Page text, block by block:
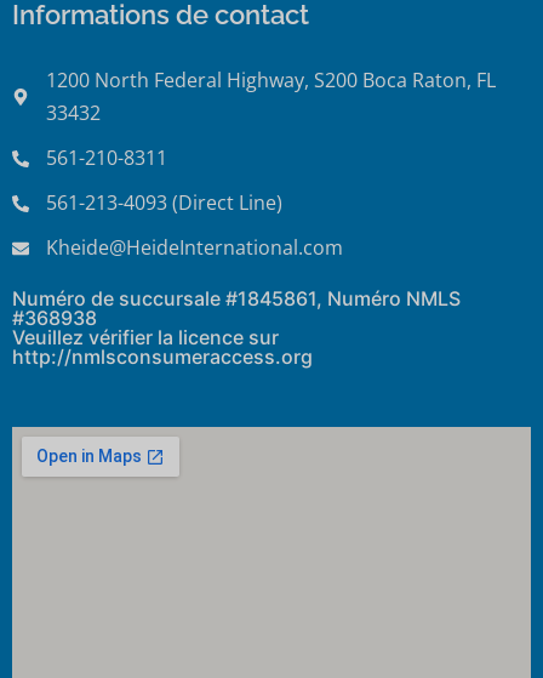
Informations de contact
1200 North Federal Highway, S200 Boca Raton, FL
33432
561-210-8311
561-213-4093 (Direct Line)
Kheide@HeideInternational.com
Numéro de succursale #1845861, Numéro NMLS
#368938
Veuillez vérifier la licence sur
http://nmlsconsumeraccess.org